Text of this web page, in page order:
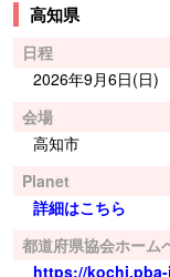
高知県
日程
2026年9月6日(日)
会場
高知市
Planet
詳細はこちら
都道府県協会ホーム
https://